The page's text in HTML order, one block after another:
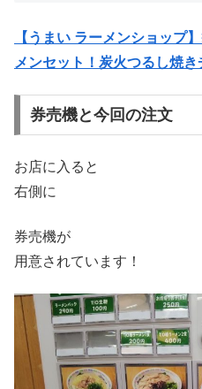
【うまい ラーメンショップ
メンセット！炭火つるし焼き
券売機と今回の注文
お店に入ると
右側に
券売機が
用意されています！